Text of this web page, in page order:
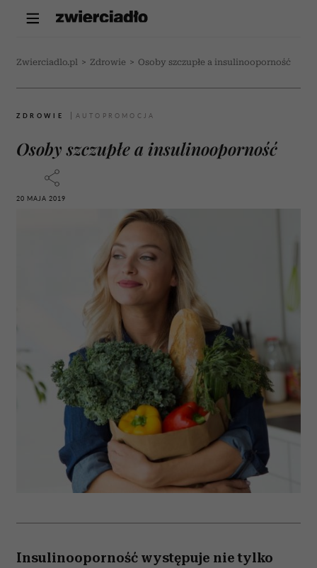
Zwierciadlo.pl > Zdrowie > Osoby szczupłe a insulinooporność
ZDROWIE
Osoby szczupłe a insulinooporność
20 MAJA 2019
Insulinooporność występuje nie tylko